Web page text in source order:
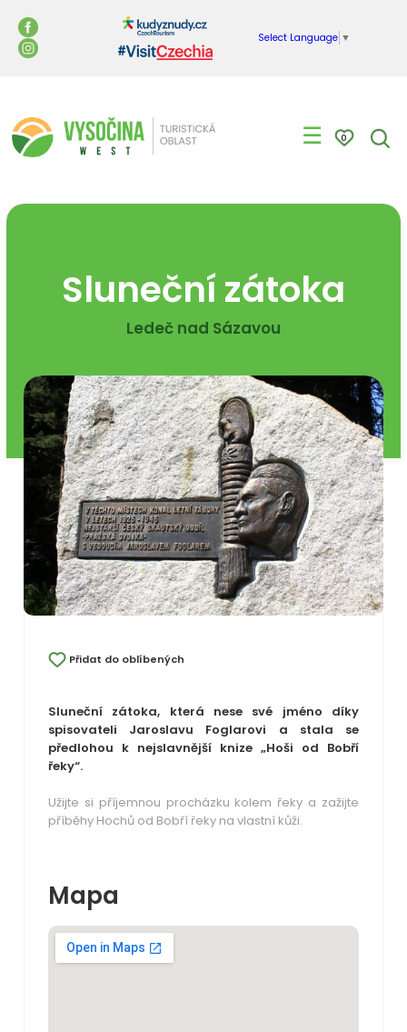
Select Language ▼
☰ 0
Sluneční zátoka
Ledeč nad Sázavou
Přidat do oblíbených
Sluneční zátoka, která nese své jméno díky
spisovateli Jaroslavu Foglarovi a stala se
předlohou k nejslavnější knize „Hoši od Bobří
řeky“.
Užijte si příjemnou procházku kolem řeky a zažijte
příběhy Hochů od Bobří řeky na vlastní kůži.
Mapa